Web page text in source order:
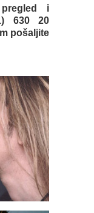
i
630 20
pošaljite